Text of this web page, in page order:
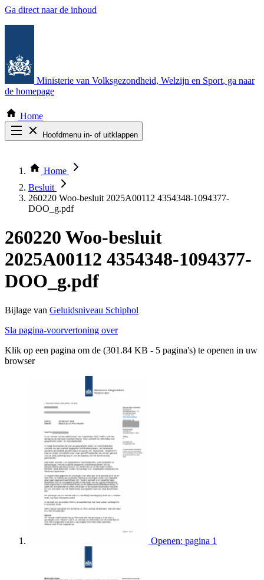
Ga direct naar de inhoud
Ministerie van Volksgezondheid, Welzijn en Sport, ga naar
de homepage
Home
Hoofdmenu in- of uitklappen
Thema COVID-19
Bekijk per bestuursorgaan
Home
Besluit
260220 Woo-besluit 2025A00112 4354348-1094377-
DOO_g.pdf
260220 Woo-besluit
2025A00112 4354348-1094377-
DOO_g.pdf
Bijlage van Geluidsniveau Schiphol
Sla pagina-voorvertoning over
Klik op een pagina om de (301.84 KB - 5 pagina's) te openen in uw
browser
Openen: pagina 1